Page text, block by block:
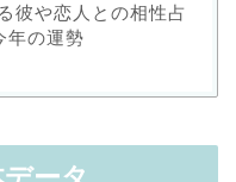
彼や恋人との相性占
年の運勢